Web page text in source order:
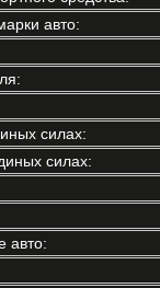
авто:
силах:
силах:
авто: